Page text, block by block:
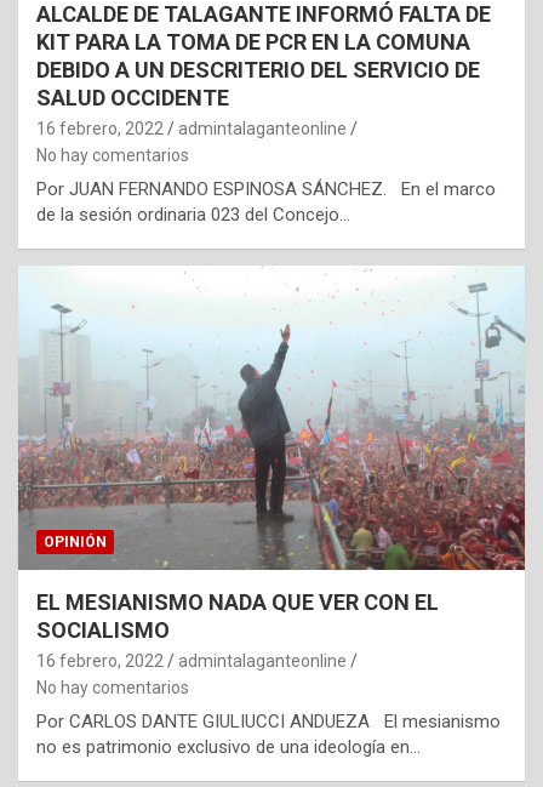
ALCALDE DE TALAGANTE INFORMÓ FALTA DE
KIT PARA LA TOMA DE PCR EN LA COMUNA
DEBIDO A UN DESCRITERIO DEL SERVICIO DE
SALUD OCCIDENTE
16 febrero, 2022
admintalaganteonline
No hay comentarios
Por JUAN FERNANDO ESPINOSA SÁNCHEZ. En el marco
de la sesión ordinaria 023 del Concejo…
OPINIÓN
EL MESIANISMO NADA QUE VER CON EL
SOCIALISMO
16 febrero, 2022
admintalaganteonline
No hay comentarios
Por CARLOS DANTE GIULIUCCI ANDUEZA El mesianismo
no es patrimonio exclusivo de una ideología en…